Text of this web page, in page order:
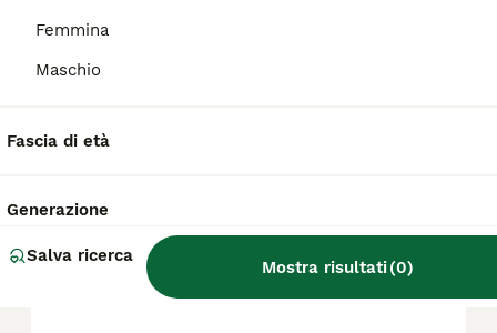
Femmina
Maschio
Fascia di età
Generazione
Salva ricerca
Mostra risultati(0)
cresce continuamente formando le
Pastore Bergamasco?
Qual è il carattere del cane
da pastore bergamasco?